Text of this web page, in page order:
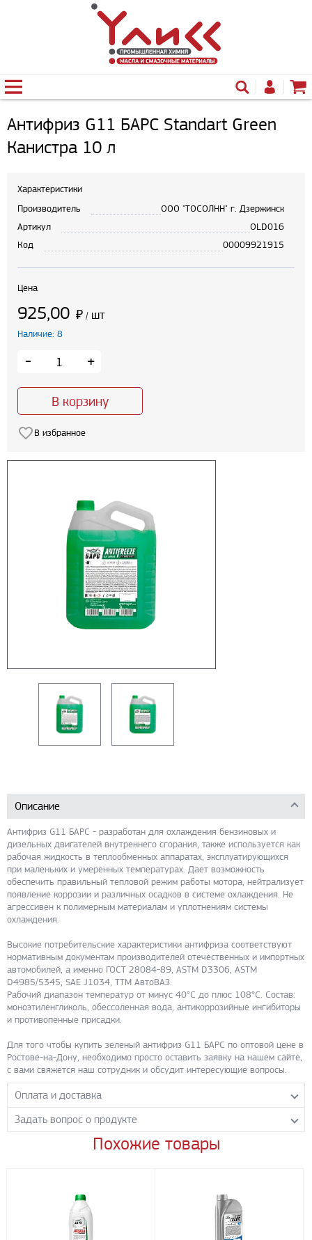
Антифриз G11 БАРС Standart Green
Канистра 10 л
Характеристики
Производитель
ООО "ТОСОЛНН" г. Дзержинск
Артикул
OLD016
Код
00009921915
Цена
925,00 ₽ / шт
Наличие: 8
- +
В корзину
В избранное
Описание
Антифриз G11 БАРС - разработан для охлаждения бензиновых и
дизельных двигателей внутреннего сгорания, также используется как
рабочая жидкость в теплообменных аппаратах, эксплуатирующихся
при маленьких и умеренных температурах. Дает возможность
обеспечить правильный тепловой режим работы мотора, нейтрализует
появление коррозии и различных осадков в системе охлаждения. Не
агрессивен к полимерным материалам и уплотнениям системы
охлаждения.
Высокие потребительские характеристики антифриза соответствуют
нормативным документам производителей отечественных и импортных
автомобилей, а именно ГОСТ 28084-89, АSТМ D3306, ASTM
D4985/5345, SAE J1034, TTM АвтоВАЗ.
Рабочий диапазон температур от минус 40°С до плюс 108°С. Состав:
моноэтиленгликоль, обессоленная вода, антикоррозийные ингибиторы
и противопенные присадки.
Для того чтобы купить зеленый антифриз G11 БАРС по оптовой цене в
Ростове-на-Дону, необходимо просто оставить заявку на нашем сайте,
с вами свяжется наш сотрудник и обсудит интересующие вопросы.
Оплата и доставка
Самовывоз с нашего склада
Понедельник-пятница с 8.00-17.00 без перерыва
По согласованию с клиентом.
Регионы доставки:
Северо-Кавказский федеральный округ
Задать вопрос о продукте
Задайте нашим менеджерам вопрос о данном продукте.
Похожие товары